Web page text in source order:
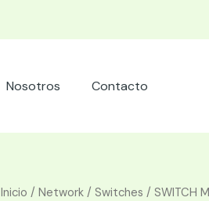
Nosotros Contacto
Inicio / Network / Switches / SWITCH